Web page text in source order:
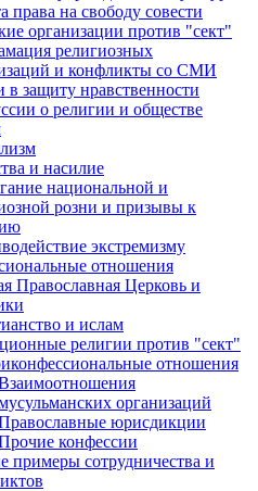
права на свободу совести
организации против "сект"
религиозных
и конфликты со СМИ
в защиту нравственности
о религии и обществе
и насилие
национальной и
розни и призывы к
экстремизму
отношения
Православная Церковь и
и ислам
религии против "сект"
отношения
организаций
юрисдикции
конфессии
примеры сотрудничества и